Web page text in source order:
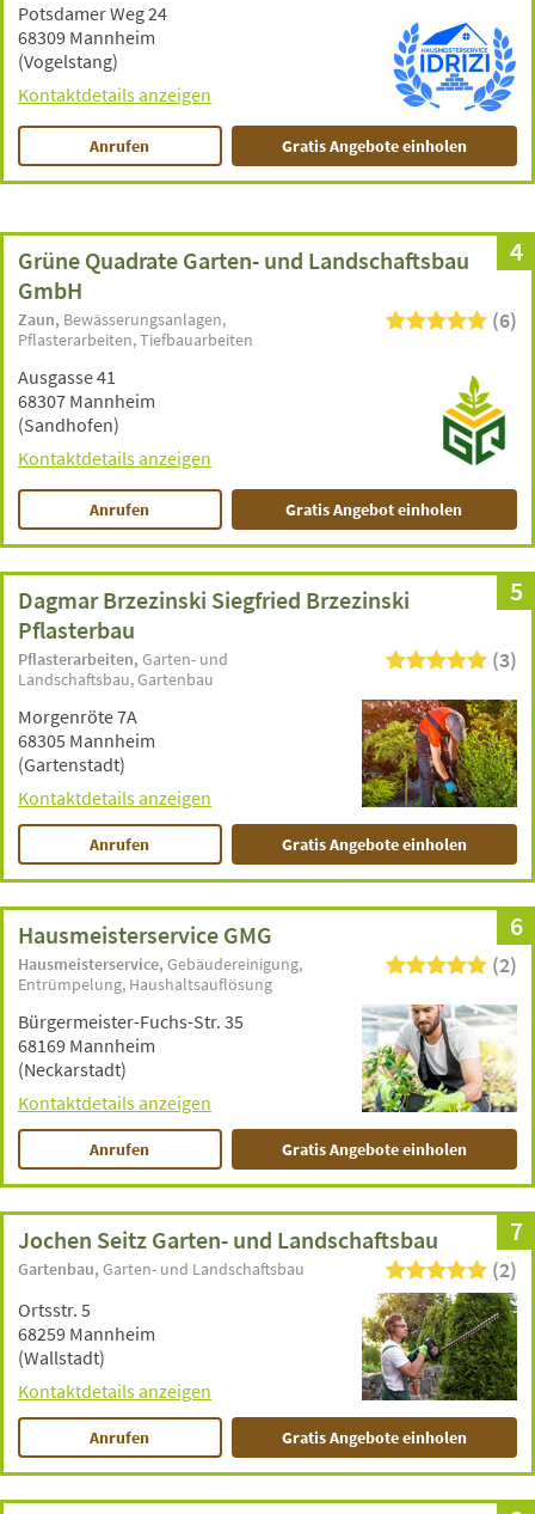
Potsdamer Weg 24
68309 Mannheim
(Vogelstang)
Kontaktdetails anzeigen
Anrufen Gratis Angebote einholen
4
Grüne Quadrate Garten- und Landschaftsbau
GmbH
Zaun Bewässerungsanlagen
Pflasterarbeiten Tiefbauarbeiten
(6)
Ausgasse 41
68307 Mannheim
(Sandhofen)
Kontaktdetails anzeigen
Anrufen Gratis Angebot einholen
5
Dagmar Brzezinski Siegfried Brzezinski
Pflasterbau
Pflasterarbeiten Garten- und
Landschaftsbau Gartenbau
(3)
Morgenröte 7A
68305 Mannheim
(Gartenstadt)
Kontaktdetails anzeigen
Anrufen Gratis Angebote einholen
6
Hausmeisterservice GMG
Hausmeisterservice Gebäudereinigung
Entrümpelung Haushaltsauflösung
(2)
Bürgermeister-Fuchs-Str. 35
68169 Mannheim
(Neckarstadt)
Kontaktdetails anzeigen
Anrufen Gratis Angebote einholen
7
Jochen Seitz Garten- und Landschaftsbau
Gartenbau Garten- und Landschaftsbau (2)
Ortsstr. 5
68259 Mannheim
(Wallstadt)
Kontaktdetails anzeigen
Anrufen Gratis Angebote einholen